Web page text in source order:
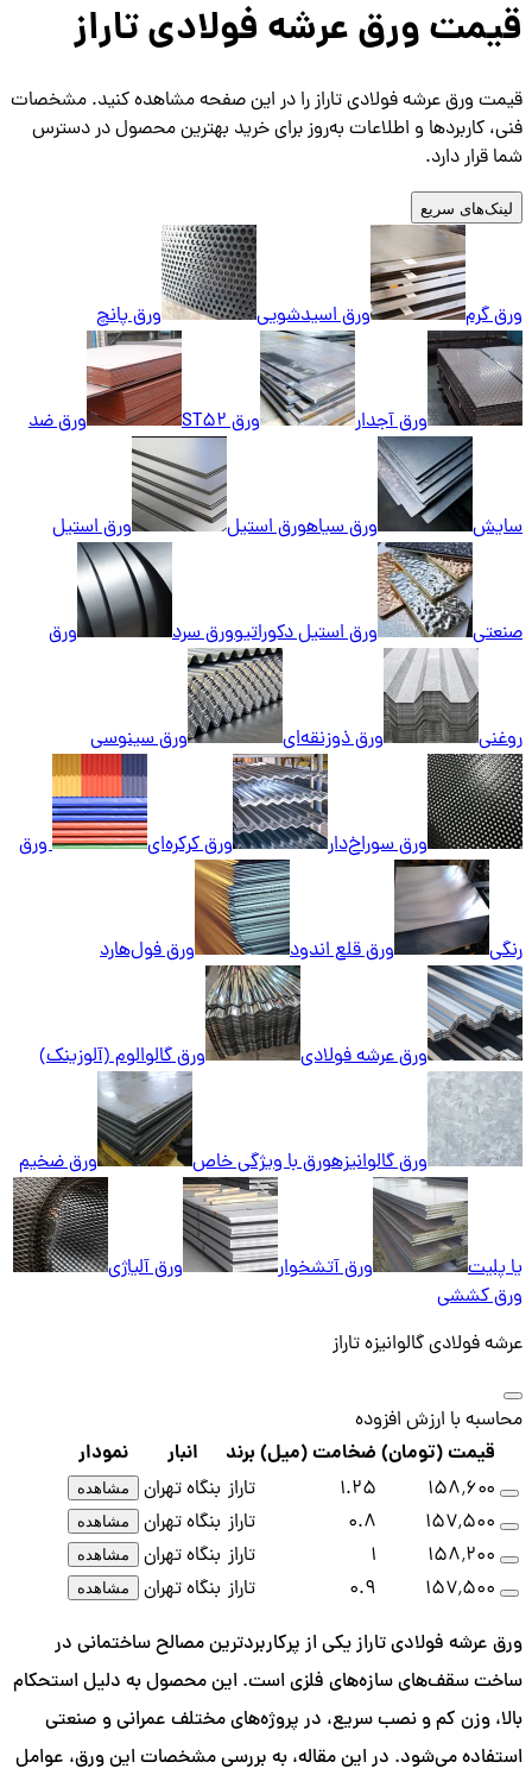
قیمت ورق عرشه فولادی تاراز
قیمت ورق عرشه فولادی تاراز را در این صفحه مشاهده کنید. مشخصات
فنی، کاربردها و اطلاعات به‌روز برای خرید بهترین محصول در دسترس
شما قرار دارد.
لینک‌های سریع
ورق گرم ورق اسیدشویی ورق پانچ
ورق آجدار ورق ST52 ورق ضد
سایش ورق سیاهورق استیل ورق استیل
صنعتی ورق استیل دکوراتیوورق سرد ورق
روغنی ورق ذوزنقه‌ای ورق سینوسی
ورق سوراخ‌دار ورق کرکره‌ای ورق
رنگی ورق قلع اندود ورق فول‌هارد
ورق عرشه فولادی ورق گالوالوم (آلوزینک)
ورق گالوانیزهورق با ویژگی خاص ورق ضخیم
یا پلیت ورق آتشخوار
ورق آلیاژی
ورق کششی
عرشه فولادی گالوانیزه تاراز
محاسبه با ارزش افزوده
قیمت (تومان) ضخامت (میل)برند انبار نمودار
۱۵۸٬۶۰۰ 1.25 تاراز بنگاه تهران مشاهده
۱۵۷٬۵۰۰ 0.8 تاراز بنگاه تهران مشاهده
۱۵۸٬۲۰۰ 1 تاراز بنگاه تهران مشاهده
۱۵۷٬۵۰۰ 0.9 تاراز بنگاه تهران مشاهده
ورق عرشه فولادی تاراز یکی از پرکاربردترین مصالح ساختمانی در
ساخت سقف‌های سازه‌های فلزی است. این محصول به دلیل استحکام
بالا، وزن کم و نصب سریع، در پروژه‌های مختلف عمرانی و صنعتی
استفاده می‌شود. در این مقاله، به بررسی مشخصات این ورق، عوامل